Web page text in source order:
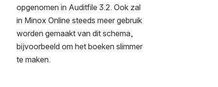
opgenomen in Auditfile 3.2. Ook zal
in Minox Online steeds meer gebruik
worden gemaakt van dit schema,
bijvoorbeeld om het boeken slimmer
te maken.